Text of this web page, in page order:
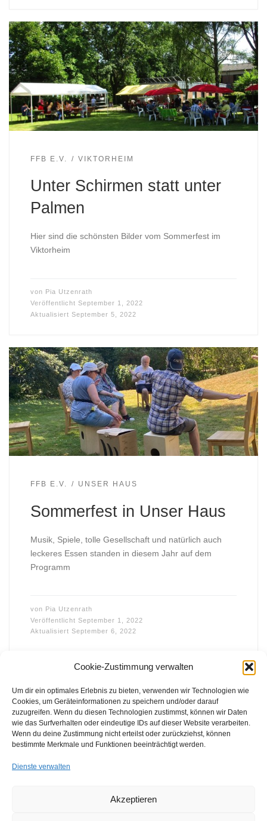
Cookie-Zustimmung verwalten
Um dir ein optimales Erlebnis zu bieten, verwenden wir Technologien wie
Cookies, um Geräteinformationen zu speichern und/oder darauf
zuzugreifen. Wenn du diesen Technologien zustimmst, können wir Daten
wie das Surfverhalten oder eindeutige IDs auf dieser Website verarbeiten.
Wenn du deine Zustimmung nicht erteilst oder zurückziehst, können
bestimmte Merkmale und Funktionen beeinträchtigt werden.
Dienste verwalten
Akzeptieren
FFB E.V. VIKTORHEIM
Unter Schirmen statt unter
Palmen
Hier sind die schönsten Bilder vom Sommerfest im
Viktorheim
von Pia Utzenrath
Veröffentlicht September 1, 2022
Aktualisiert September 5, 2022
FFB E.V. UNSER HAUS
Sommerfest in Unser Haus
Musik, Spiele, tolle Gesellschaft und natürlich auch
leckeres Essen standen in diesem Jahr auf dem
Programm
von Pia Utzenrath
Veröffentlicht September 1, 2022
Aktualisiert September 6, 2022
FFB e.V. • Benraderstr. 189 • 47804 Krefeld • Tel. 0 21 51 – 610
300 • Fax 0 21 51 – 610 330 •info@ffb-krefeld.de